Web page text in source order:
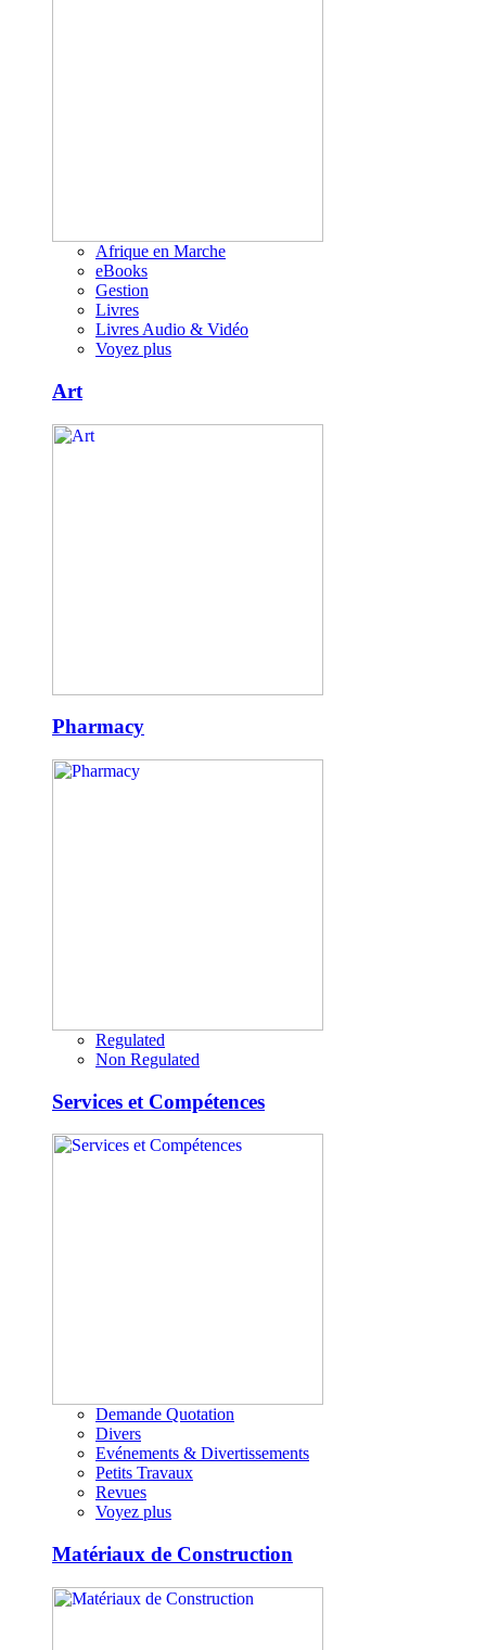
Afrique en Marche
eBooks
Gestion
Livres
Livres Audio & Vidéo
Voyez plus
Art
Pharmacy
Regulated
Non Regulated
Services et Compétences
Demande Quotation
Divers
Evénements & Divertissements
Petits Travaux
Revues
Voyez plus
Matériaux de Construction